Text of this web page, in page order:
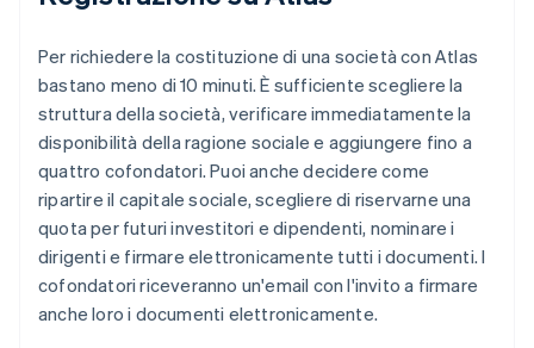
Per richiedere la costituzione di una società con Atlas
bastano meno di 10 minuti. È sufficiente scegliere la
struttura della società, verificare immediatamente la
disponibilità della ragione sociale e aggiungere fino a
quattro cofondatori. Puoi anche decidere come
ripartire il capitale sociale, scegliere di riservarne una
quota per futuri investitori e dipendenti, nominare i
dirigenti e firmare elettronicamente tutti i documenti. I
cofondatori riceveranno un'email con l'invito a firmare
anche loro i documenti elettronicamente.